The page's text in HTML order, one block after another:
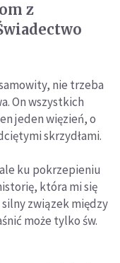
z
nie trzeba
On wszystkich
jeden więzień, o
skrzydłami.
ku pokrzepieniu
która mi się
związek między
może tylko św.